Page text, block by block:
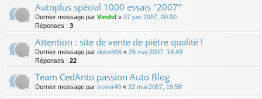
Autoplus spécial 1000 essais "2007"
Dernier message par Vindel « 07 juin 2007, 00:00
Réponses : 3
Attention : site de vente de piètre qualité !
Dernier message par duke606 « 26 mai 2007, 18:49
Réponses : 22
Team CedAnto passion Auto Blog
Dernier message par trevor49 « 22 mai 2007, 19:58